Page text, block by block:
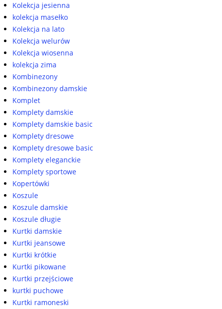
Kolekcja jesienna
kolekcja masełko
Kolekcja na lato
Kolekcja welurów
Kolekcja wiosenna
kolekcja zima
Kombinezony
Kombinezony damskie
Komplet
Komplety damskie
Komplety damskie basic
Komplety dresowe
Komplety dresowe basic
Komplety eleganckie
Komplety sportowe
Kopertówki
Koszule
Koszule damskie
Koszule długie
Kurtki damskie
Kurtki jeansowe
Kurtki krótkie
Kurtki pikowane
Kurtki przejściowe
kurtki puchowe
Kurtki ramoneski